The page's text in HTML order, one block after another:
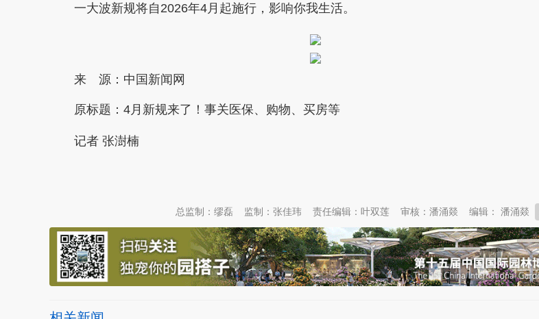
一大波新规将自2026年4月起施行，影响你我生活。
来 源：中国新闻网
原标题： 4月新规来了！事关医保、购物、买房等
记者 张澍楠
编辑： 潘涌燚
审核：潘涌燚
责任编辑：叶双莲
监制：张佳玮
总监制：缪磊